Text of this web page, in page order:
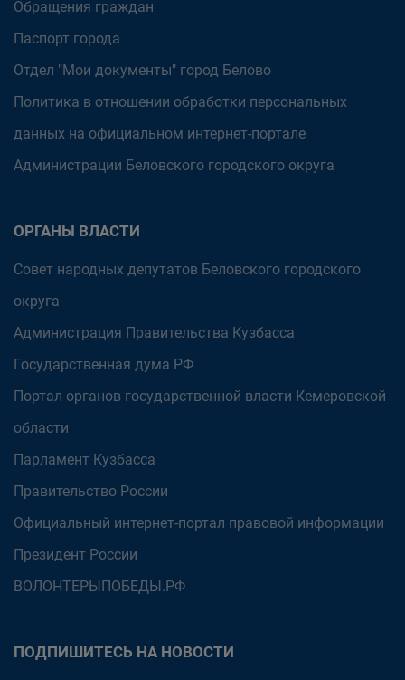
Обращения граждан
Паспорт города
Отдел "Мои документы" город Белово
Политика в отношении обработки персональных
данных на официальном интернет-портале
Администрации Беловского городского округа
ОРГАНЫ ВЛАСТИ
Совет народных депутатов Беловского городского
округа
Администрация Правительства Кузбасса
Государственная дума РФ
Портал органов государственной власти Кемеровской
области
Парламент Кузбасса
Правительство России
Официальный интернет-портал правовой информации
Президент России
ВОЛОНТЕРЫПОБЕДЫ.РФ
ПОДПИШИТЕСЬ НА НОВОСТИ